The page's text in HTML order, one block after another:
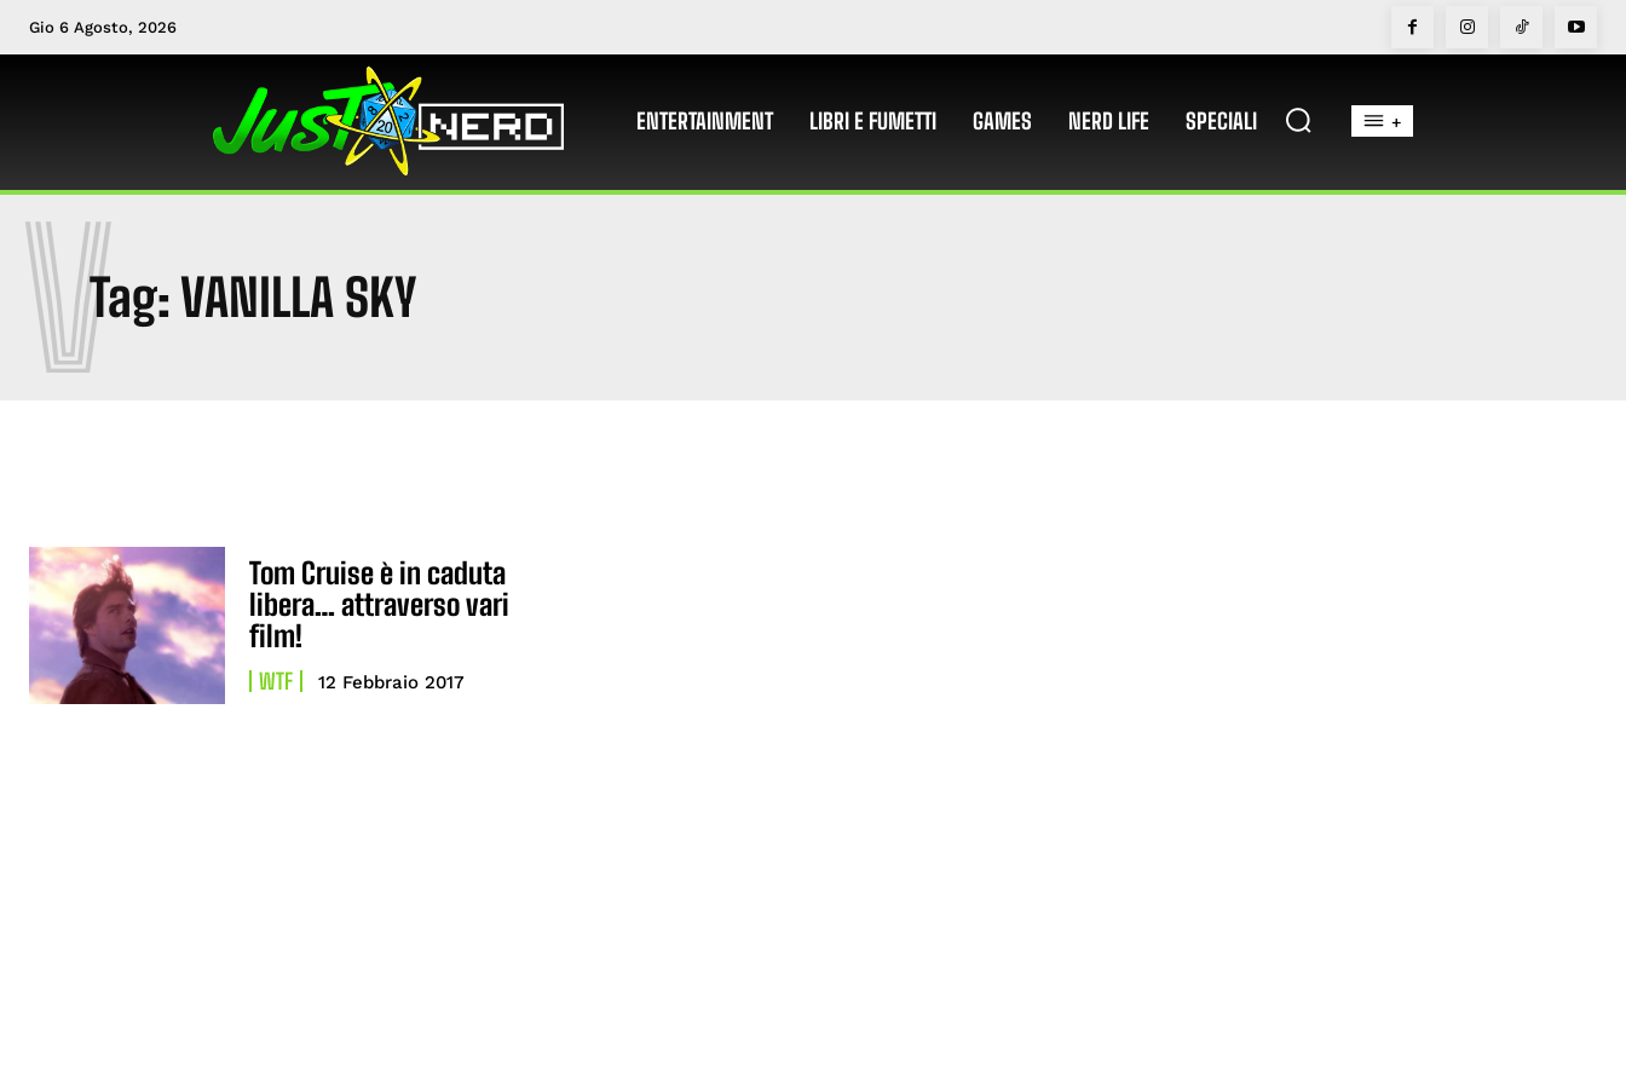
Gio 6 Agosto, 2026
ENTERTAINMENT LIBRI E FUMETTI GAMES NERD LIFE SPECIALI +
Tag: VANILLA SKY
V
Tom Cruise è in caduta
libera… attraverso vari
film!
WTF 12 Febbraio 2017